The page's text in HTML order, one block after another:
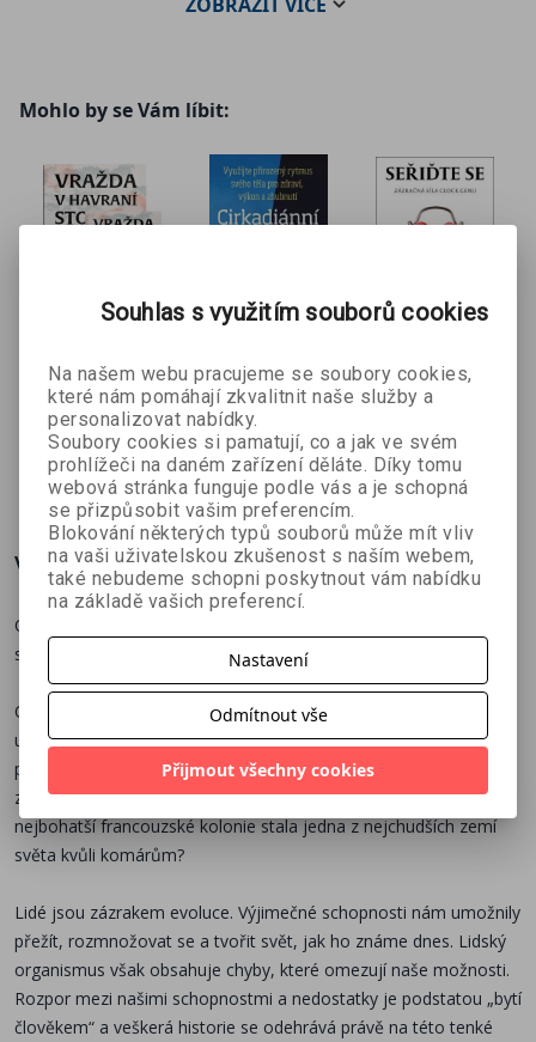
Mohlo by se Vám líbit:
Havraní
stodole + e-
kniha
Kate Hardy
489 Kč 698 Kč
kód
Satchin Panda
395 Kč 439 Kč
Dr. Suhas
Kshirsagar
159 Kč 398 Kč
Více o knize
Odhalte, jak biologie ovlivnila historii lidstva a formovala dnešní
svě
Objevte fascinující propojení mezi našimi nedostatky a
událostmi, kteréutvářely naši současnost. Jak mohla hemofilie
př
ět k vzniku Sovětského svazu? Jak souvisí kurděje na
zámořských lodích s růstem mafie v Itálii v 19. století? A jak se z
nejbohatší francouzskékolonie stala jedna z nejchudších zemí
světa kvůli komárům?
Lidé jsou zázrakem evoluce. Výjimečné schopnosti nám umožnily
přežít, rozmnožovat se a tvořit svět, jak ho známe dnes. Lidský
organismus však obsahuje chyby, které omezují naše možnosti.
Rozpor mezi našimi schopnostmi a nedostatky je podstatou „bytí
člověkem“ a veškerá historie se odehrává právě na této tenké
Souhlas s využitím souborů cookies
Na našem webu pracujeme se soubory cookies,
které nám pomáhají zkvalitnit naše služby a
personalizovat nabídky.
Soubory cookies si pamatují, co a jak ve svém
prohlížeči na daném zařízení děláte. Díky tomu
webová stránka funguje podle vás a je schopná
se přizpůsobit vašim preferencím.
Blokování některých typů souborů může mít vliv
na vaši uživatelskou zkušenost s naším webem,
také nebudeme schopni poskytnout vám nabídku
na základě vašich preferencí.
Nastavení
Odmítnout vše
Přijmout všechny cookies